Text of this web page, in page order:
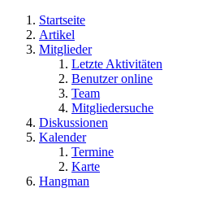
Startseite
Artikel
Mitglieder
Letzte Aktivitäten
Benutzer online
Team
Mitgliedersuche
Diskussionen
Kalender
Termine
Karte
Hangman